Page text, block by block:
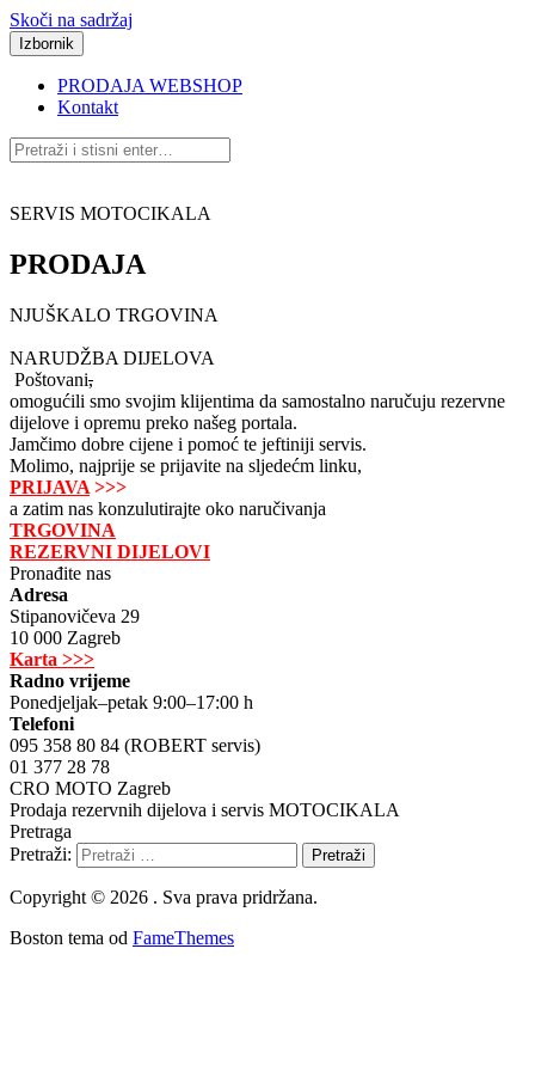
Skoči na sadržaj
Izbornik
PRODAJA WEBSHOP
Kontakt
SERVIS MOTOCIKALA
PRODAJA
NJUŠKALO TRGOVINA
NARUDŽBA DIJELOVA
Poštovani,
omogućili smo svojim klijentima da samostalno naručuju rezervne
dijelove i opremu preko našeg portala.
Jamčimo dobre cijene i pomoć te jeftiniji servis.
Molimo, najprije se prijavite na sljedećm linku,
PRIJAVA >>>
a zatim nas konzulutirajte oko naručivanja
TRGOVINA
REZERVNI DIJELOVI
Pronađite nas
Adresa
Stipanovičeva 29
10 000 Zagreb
Karta >>>
Radno vrijeme
Ponedjeljak–petak 9:00–17:00 h
Telefoni
095 358 80 84 (ROBERT servis)
01 377 28 78
CRO MOTO Zagreb
Prodaja rezervnih dijelova i servis MOTOCIKALA
Pretraga
Pretraži:
Copyright © 2026 . Sva prava pridržana.
Boston tema od FameThemes